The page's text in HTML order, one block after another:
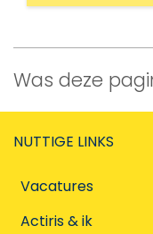
Was deze
NUTTIGE LINKS
Vacatures
Actiris & ik